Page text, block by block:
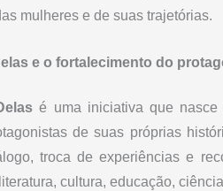
mulheres e de suas trajetórias.
e o fortalecimento do
é uma iniciativa que
de suas próprias
troca de experiências e
cultura, educação,